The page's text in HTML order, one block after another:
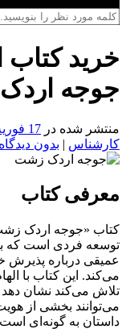
جوجه
منتشر شده در 17 فوریه 2026
کارشناس | بدون دیدگاه
معرفی کتاب
کتاب «جوجه اردک
توسعه فردی است که با
عمیقی درباره
می‌کند. این کتاب با
تلاش می‌کند نشان دهد
می‌توانند بخشی از
داستان به گونه‌ای